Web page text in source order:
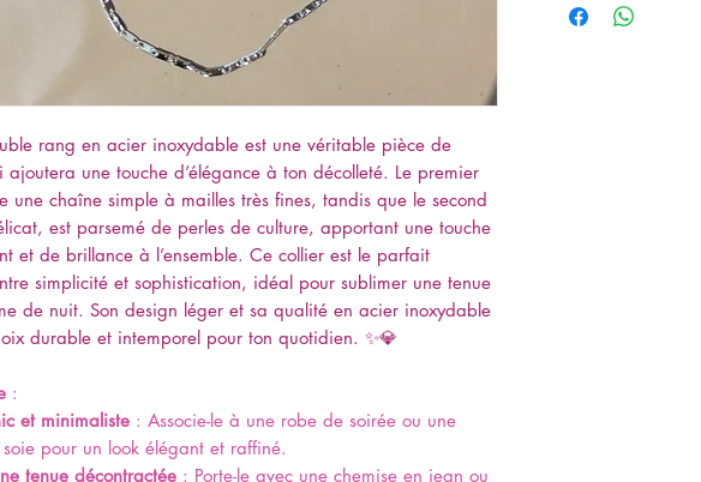
rang en acier inoxydable est une véritable pièce de
une touche d’élégance à ton décolleté. Le premier
une chaîne simple à mailles très fines, tandis que le second
est parsemé de perles de culture, apportant une touche
et de brillance à l’ensemble. Ce collier est le parfait
simplicité et sophistication, idéal pour sublimer une tenue
de nuit. Son design léger et sa qualité en acier inoxydable
durable et intemporel pour ton quotidien. ✨💎
:
et minimaliste : Associe-le à une robe de soirée ou une
soie pour un look élégant et raffiné.
tenue décontractée : Porte-le avec une chemise en jean ou
mondial relay
Paiement